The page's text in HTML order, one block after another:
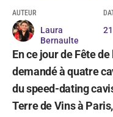
AUTEUR
Laura
Bernaulte
En ce jour de Fête
demandé à quatre
du speed-dating
Terre de Vins à